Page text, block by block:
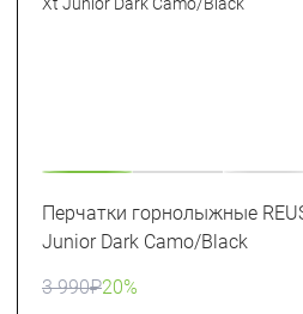
Перчатки горнолыжные
Junior Dark Camo/Black
3 990₽20%